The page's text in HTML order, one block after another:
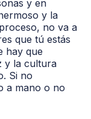
y en
y la
no va a
que tú estás
hay que
y la cultura
Si no
a mano o no